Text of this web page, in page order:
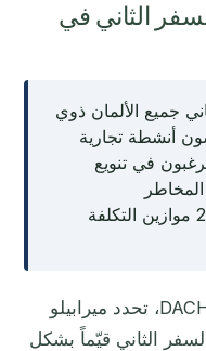
الثاني في
جميع الألمان ذوي
أنشطة تجارية
في تنويع
الجيوسياسية. لقد غيّر قانون 2024 موازين التكلفة
في ممارسة الاستشارات لمنطقة DACH، تحدد ميرابيلو
الثاني قيّماً بشكل